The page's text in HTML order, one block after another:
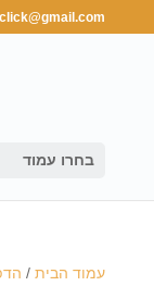
בחרו עמוד
עמוד הבית/